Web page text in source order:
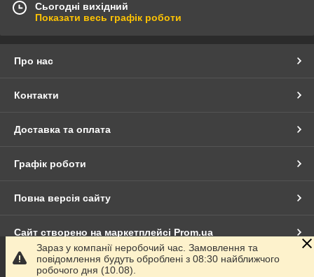
Сьогодні вихідний
Показати весь графік роботи
Про нас
Контакти
Доставка та оплата
Графік роботи
Повна версія сайту
Сайт створено на маркетплейсі Prom.ua
Політика конфіденційності
Зараз у компанії неробочий час. Замовлення та
повідомлення будуть оброблені з 08:30 найближчого
робочого дня (10.08).